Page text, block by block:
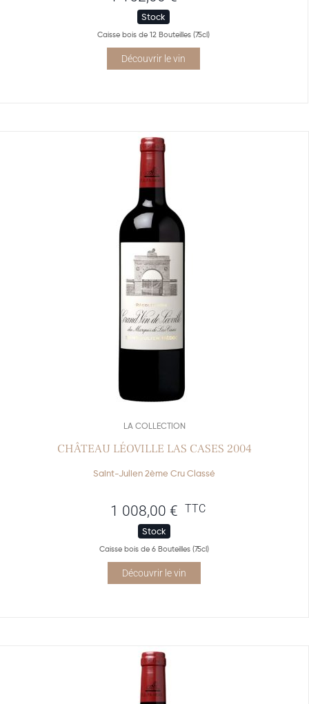
Stock
Caisse bois de 12 Bouteilles (75cl)
Découvrir le vin
LA COLLECTION
CHÂTEAU LÉOVILLE LAS CASES 2004
Saint-Julien 2ème Cru Classé
1 008,00 € TTC
Stock
Caisse bois de 6 Bouteilles (75cl)
Découvrir le vin